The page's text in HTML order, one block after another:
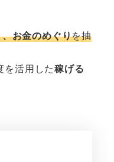
お金のめぐりを抽
を活用した稼げる